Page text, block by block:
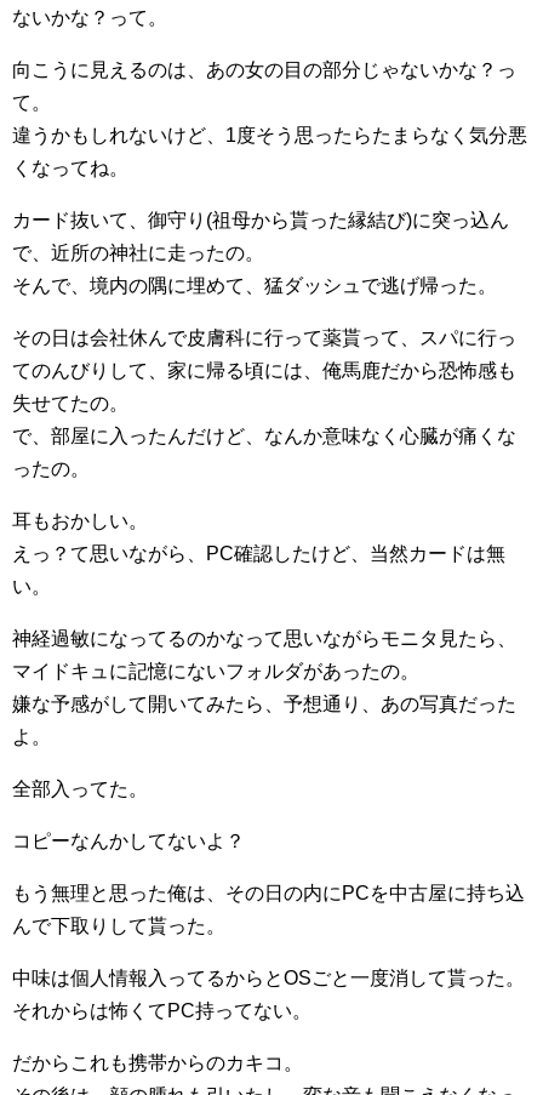
ないかな？って。
向こうに見えるのは、あの女の目の部分じゃないかな？っ
て。
違うかもしれないけど、1度そう思ったらたまらなく気分悪
くなってね。
カード抜いて、御守り(祖母から貰った縁結び)に突っ込ん
で、近所の神社に走ったの。
そんで、境内の隅に埋めて、猛ダッシュで逃げ帰った。
その日は会社休んで皮膚科に行って薬貰って、スパに行っ
てのんびりして、家に帰る頃には、俺馬鹿だから恐怖感も
失せてたの。
で、部屋に入ったんだけど、なんか意味なく心臓が痛くな
ったの。
耳もおかしい。
えっ？て思いながら、PC確認したけど、当然カードは無
い。
神経過敏になってるのかなって思いながらモニタ見たら、
マイドキュに記憶にないフォルダがあったの。
嫌な予感がして開いてみたら、予想通り、あの写真だった
よ。
全部入ってた。
コピーなんかしてないよ？
もう無理と思った俺は、その日の内にPCを中古屋に持ち込
んで下取りして貰った。
中味は個人情報入ってるからとOSごと一度消して貰った。
それからは怖くてPC持ってない。
だからこれも携帯からのカキコ。